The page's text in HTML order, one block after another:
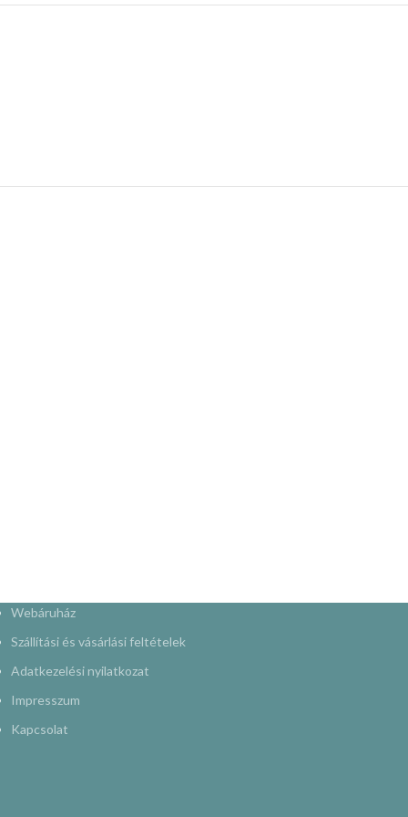
Webáruház
Szállítási és vásárlási feltételek
Adatkezelési nyilatkozat
Impresszum
Kapcsolat